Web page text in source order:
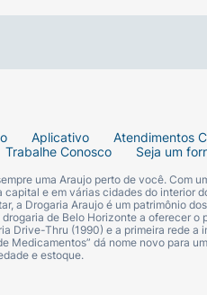
Aplicativo Atendimentos
Trabalhe Conosco Seja um
uma Araujo perto de você. Com
e em várias cidades do interior
a Drogaria Araujo é um patrimônio
de Belo Horizonte a oferecer
Drive-Thru (1990) e a primeira rede
Medicamentos” dá nome novo para
e estoque.